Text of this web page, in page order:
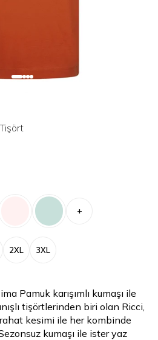
+
2XL 3XL
Pamuk karışımlı kumaşı ile
tişörtlerinden biri olan Ricci,
kesimi ile her kombinde
kumaşı ile ister yaz